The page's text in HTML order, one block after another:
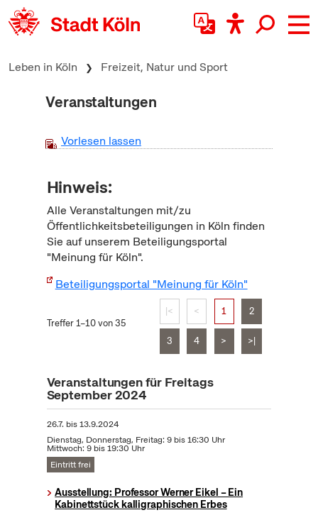
zum Inhalt springen
Leben in Köln Freizeit, Natur und Sport
Veranstaltungen
Vorlesen lassen
Hinweis:
Alle Veranstaltungen mit/zu
Öffentlichkeitsbeteiligungen in Köln finden
Sie auf unserem Beteiligungsportal
"Meinung für Köln".
Beteiligungsportal "Meinung für Köln"
Treffer 1–10 von 35
|< < 1 2
3 4 > >|
Veranstaltungen für Freitags
September 2024
26.7. bis13.9.2024
Dienstag, Donnerstag, Freitag: 9 bis 16:30 Uhr
Mittwoch: 9 bis 19:30 Uhr
Eintritt frei
Ausstellung: Professor Werner Eikel – Ein
Kabinettstück kalligraphischen Erbes